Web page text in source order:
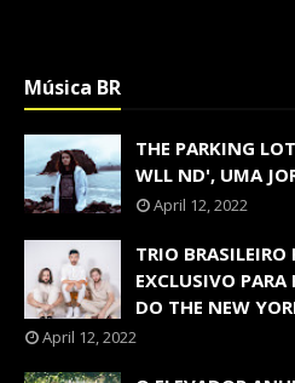
Música BR
THE PARKING
WLL ND', UMA
April 12, 2022
TRIO
EXCLUSIVO PARA
DO THE NEW
April 12, 2022